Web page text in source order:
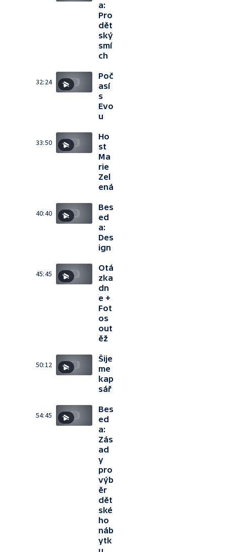
a:
Pro
dět
ský
smí
ch
32:24
Poč
así
s
Evo
u
33:50
Ho
st
Ma
rie
Zel
ená
40:40
Bes
ed
a:
Des
ign
45:45
Otá
zka
dn
e +
Fot
os
out
ěž
50:12
Šije
me
kap
sář
54:45
Bes
ed
a:
Zás
ad
y
pro
výb
ěr
dět
ské
ho
náb
ytk